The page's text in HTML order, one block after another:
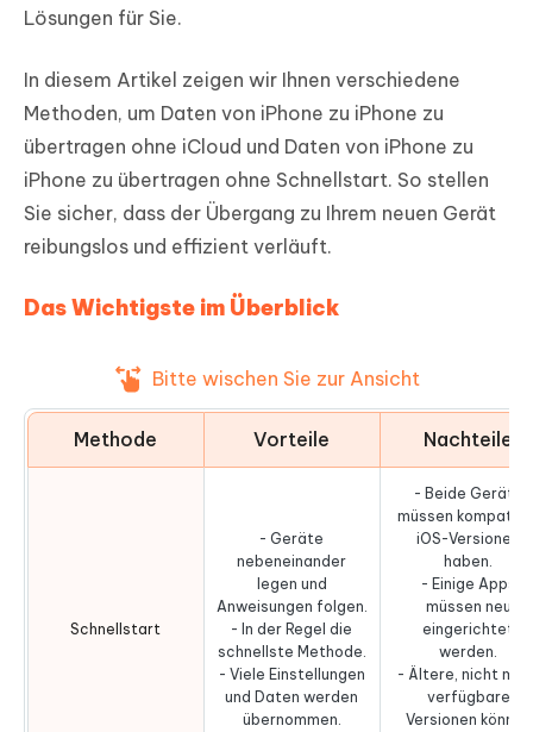
Lösungen für Sie.
In diesem Artikel zeigen wir Ihnen verschiedene
Methoden, um Daten von iPhone zu iPhone zu
übertragen ohne iCloud und Daten von iPhone zu
iPhone zu übertragen ohne Schnellstart. So stellen
Sie sicher, dass der Übergang zu Ihrem neuen Gerät
reibungslos und effizient verläuft.
Das Wichtigste im Überblick
Bitte wischen Sie zur Ansicht
Methode Vorteile Nachteile
Schnellstart
- Geräte
nebeneinander
legen und
Anweisungen folgen.
- In der Regel die
schnellste Methode.
- Viele Einstellungen
und Daten werden
übernommen.
- Beide Geräte
müssen
iOS-Versionen
haben.
- Einige Apps
müssen neu
eingerichtet
werden.
- Ältere, nicht
verfügbare
Versionen können